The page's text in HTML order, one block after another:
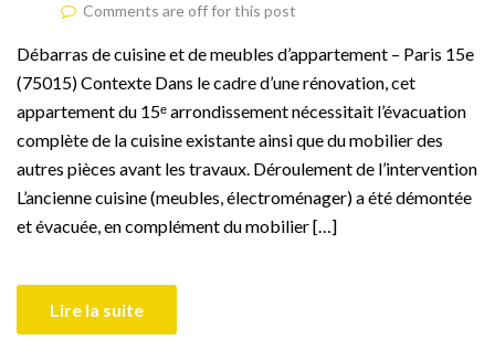
Comments are off for this post
Débarras de cuisine et de meubles d’appartement – Paris 15e
(75015) Contexte Dans le cadre d’une rénovation, cet
appartement du 15ᵉ arrondissement nécessitait l’évacuation
complète de la cuisine existante ainsi que du mobilier des
autres pièces avant les travaux. Déroulement de l’intervention
L’ancienne cuisine (meubles, électroménager) a été démontée
et évacuée, en complément du mobilier […]
Lire la suite